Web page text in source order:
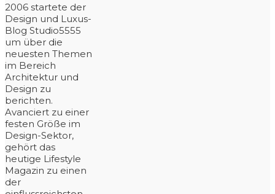
2006 startete der
Design und Luxus-
Blog Studio5555
um über die
neuesten Themen
im Bereich
Architektur und
Design zu
berichten.
Avanciert zu einer
festen Größe im
Design-Sektor,
gehört das
heutige Lifestyle
Magazin zu einen
der